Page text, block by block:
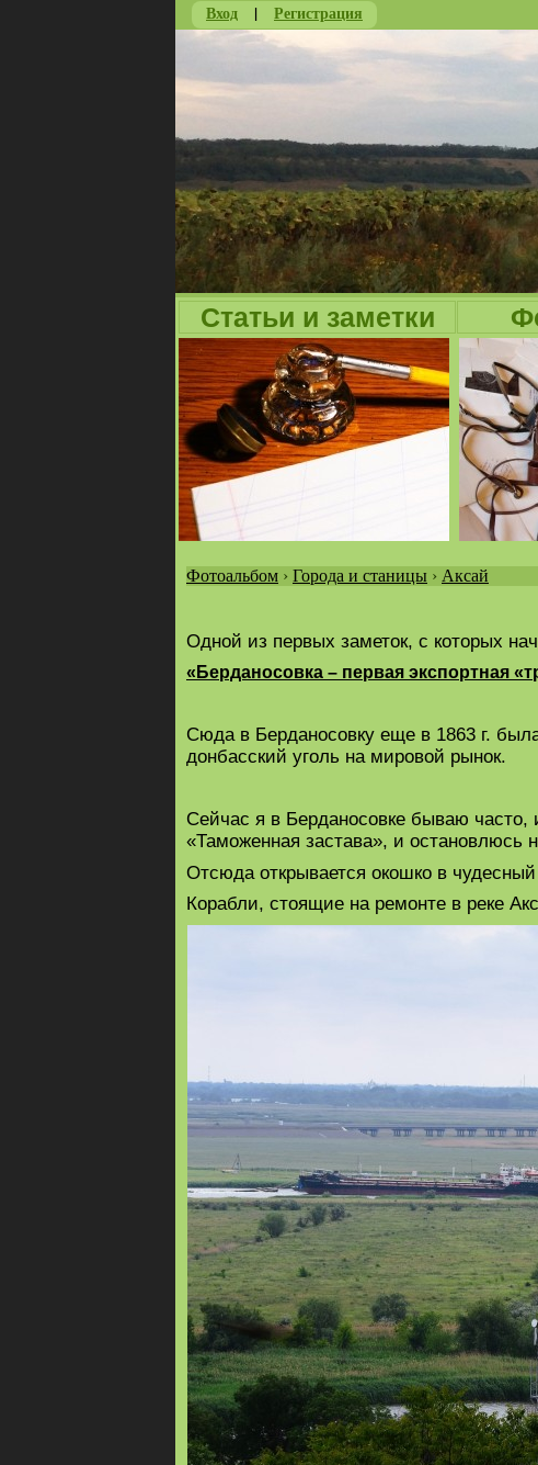
Вход | Регистрация
Статьи и заметки
здесь
Фотоальбом › Города и станицы › Аксай
Одной из первых заметок, с которых
«Берданосовка – первая экспортная
Сюда в Берданосовку еще в 1863 г.
донбасский уголь на мировой рынок.
Сейчас я в Берданосовке бываю
«Таможенная застава», и
Отсюда открывается окошко в
Корабли, стоящие на ремонте в реке